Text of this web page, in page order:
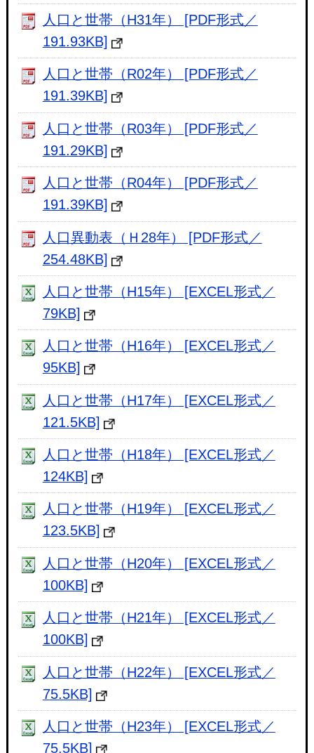
人口と世帯（H31年） [PDF形式／
191.93KB]
人口と世帯（R02年） [PDF形式／
191.39KB]
人口と世帯（R03年） [PDF形式／
191.29KB]
人口と世帯（R04年） [PDF形式／
191.39KB]
人口異動表（Ｈ28年） [PDF形式／
254.48KB]
人口と世帯（H15年） [EXCEL形式／
79KB]
人口と世帯（H16年） [EXCEL形式／
95KB]
人口と世帯（H17年） [EXCEL形式／
121.5KB]
人口と世帯（H18年） [EXCEL形式／
124KB]
人口と世帯（H19年） [EXCEL形式／
123.5KB]
人口と世帯（H20年） [EXCEL形式／
100KB]
人口と世帯（H21年） [EXCEL形式／
100KB]
人口と世帯（H22年） [EXCEL形式／
75.5KB]
人口と世帯（H23年） [EXCEL形式／
75.5KB]